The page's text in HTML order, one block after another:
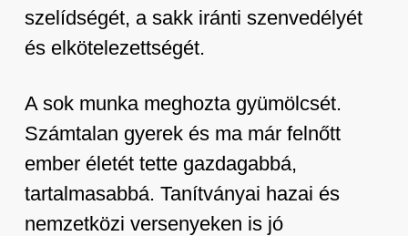
szelídségét, a sakk iránti szenvedélyét
és elkötelezettségét.
A sok munka meghozta gyümölcsét.
Számtalan gyerek és ma már felnőtt
ember életét tette gazdagabbá,
tartalmasabbá. Tanítványai hazai és
nemzetközi versenyeken is jó